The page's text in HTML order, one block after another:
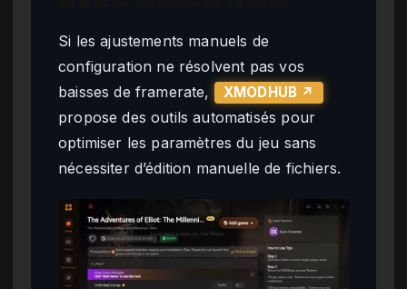
Si les ajustements manuels de
configuration ne résolvent pas vos
baisses de framerate,
XMODHUB ↗
propose des outils automatisés pour
optimiser les paramètres du jeu sans
nécessiter d’édition manuelle de fichiers.